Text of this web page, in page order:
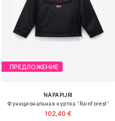
ПРЕДЛОЖЕНИЕ
NAPAPIJRI
Функциональная куртка 'Rainforest'
102,40 €